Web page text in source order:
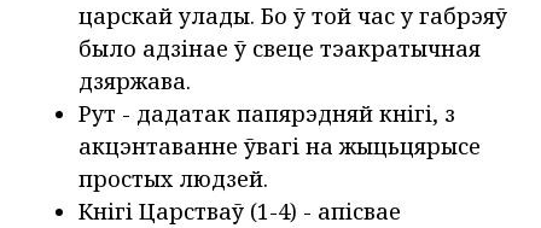
царскай улады. Бо ў той час у габрэяў
было адзінае ў свеце тэакратычная
дзяржава.
Рут - дадатак папярэдняй кнігі, з
акцэнтаванне ўвагі на жыцьцярысе
простых людзей.
Кнігі Царстваў (1-4) - апісвае